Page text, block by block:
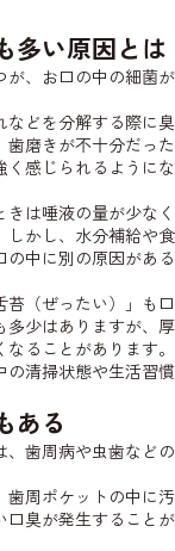
多い原因とは
が、お口の中の細菌が
などを分解する際に臭
磨きが不十分だった
く感じられるようにな
は唾液の量が少なく
しかし、水分補給や食
中に別の原因がある
苔（ぜったい）」も口
多少はありますが、厚
ることがあります。
の清掃状態や生活習慣
ある
、歯周病や虫歯などの
周ポケットの中に汚
口臭が発生することが